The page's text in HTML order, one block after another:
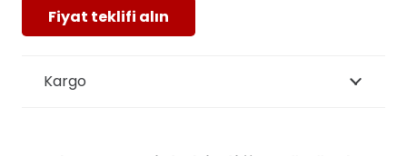
Fiyat teklifi alın
Kargo